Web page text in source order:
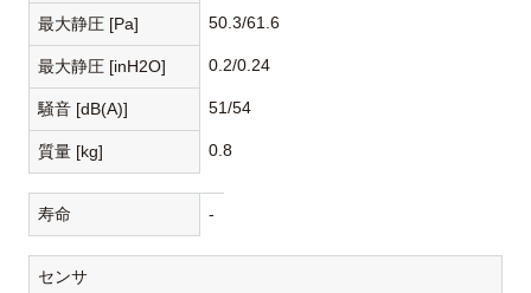
最大静圧 [Pa] 50.3/61.6
最大静圧 [inH2O] 0.2/0.24
騒音 [dB(A)] 51/54
質量 [kg] 0.8
寿命 -
センサ